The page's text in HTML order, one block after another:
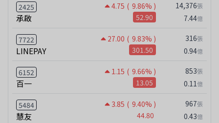
2425 4.75 ( 9.86% )
承啟 52.90
14,376張
7.44億
7722 27.00 ( 9.83% )
LINEPAY 301.50
316張
0.94億
6152 1.15 ( 9.66% )
百一 13.05
853張
0.11億
5484 3.85 ( 9.40% )
慧友 44.80
967張
0.43億